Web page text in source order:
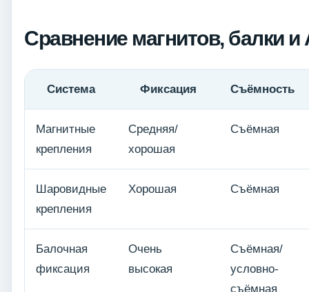
Сравнение магнитов, балки и
Система Фиксация Съёмность
Магнитные
крепления
Средняя/
хорошая
Съёмная
Шаровидные
крепления
Хорошая Съёмная
Балочная
фиксация
Очень
высокая
Съёмная/
условно-
съёмная